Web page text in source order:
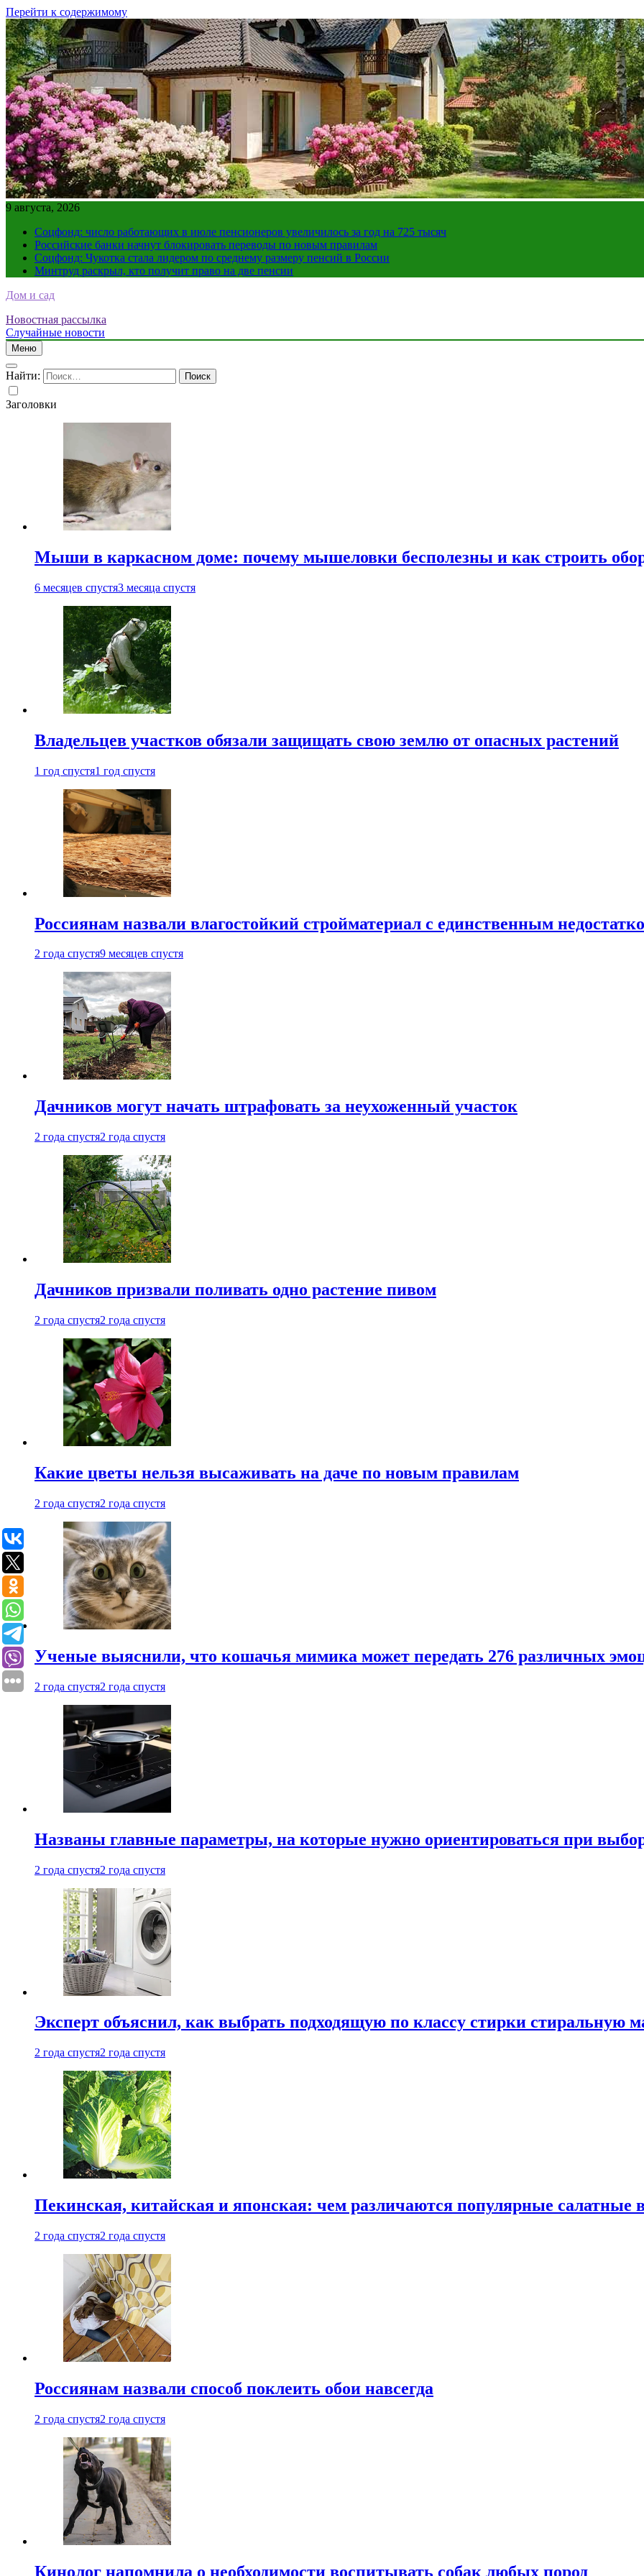
Перейти к содержимому
9 августа, 2026
Соцфонд: число работающих в июле пенсионеров увеличилось за год на 725 тысяч
Российские банки начнут блокировать переводы по новым правилам
Соцфонд: Чукотка стала лидером по среднему размеру пенсий в России
Минтруд раскрыл, кто получит право на две пенсии
Дом и сад
Новостная рассылка
Случайные новости
Меню
Найти:
Заголовки
Мыши в каркасном доме: почему мышеловки бесполезны и как строить
6 месяцев спустя3 месяца спустя
Владельцев участков обязали защищать свою землю от опасных растений
1 год спустя1 год спустя
Россиянам назвали влагостойкий стройматериал с единственным
2 года спустя9 месяцев спустя
Дачников могут начать штрафовать за неухоженный участок
2 года спустя2 года спустя
Дачников призвали поливать одно растение пивом
2 года спустя2 года спустя
Какие цветы нельзя высаживать на даче по новым правилам
2 года спустя2 года спустя
Ученые выяснили, что кошачья мимика может передать 276 различных
2 года спустя2 года спустя
Названы главные параметры, на которые нужно ориентироваться при
2 года спустя2 года спустя
Эксперт объяснил, как выбрать подходящую по классу стирки стиральную
2 года спустя2 года спустя
Пекинская, китайская и японская: чем различаются популярные салатные
2 года спустя2 года спустя
Россиянам назвали способ поклеить обои навсегда
2 года спустя2 года спустя
Кинолог напомнила о необходимости воспитывать собак любых пород